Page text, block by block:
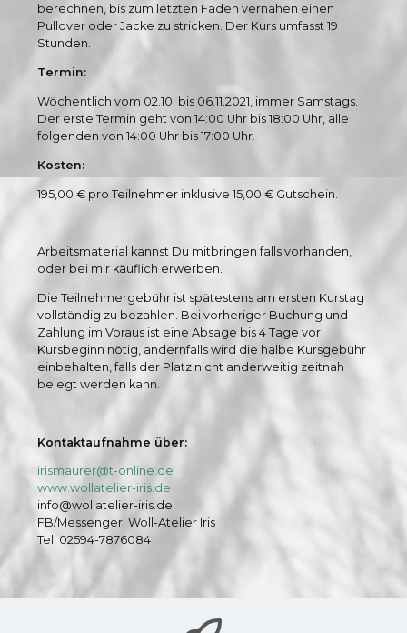
berechnen, bis zum letzten Faden vernähen einen
Pullover oder Jacke zu stricken. Der Kurs umfasst 19
Stunden.
Termin:
Wöchentlich vom 02.10. bis 06.11.2021, immer Samstags.
Der erste Termin geht von 14:00 Uhr bis 18:00 Uhr, alle
folgenden von 14:00 Uhr bis 17:00 Uhr.
Kosten:
195,00 € pro Teilnehmer inklusive 15,00 € Gutschein.
Arbeitsmaterial kannst Du mitbringen falls vorhanden,
oder bei mir käuflich erwerben.
Die Teilnehmergebühr ist spätestens am ersten Kurstag
vollständig zu bezahlen. Bei vorheriger Buchung und
Zahlung im Voraus ist eine Absage bis 4 Tage vor
Kursbeginn nötig, andernfalls wird die halbe Kursgebühr
einbehalten, falls der Platz nicht anderweitig zeitnah
belegt werden kann.
Kontaktaufnahme über:
irismaurer@t-online.de
www.wollatelier-iris.de
info@wollatelier-iris.de
FB/Messenger: Woll-Atelier Iris
Tel: 02594-7876084